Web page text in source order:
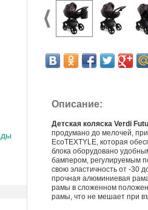
Описание:
Детская коляска Verdi
продумано до мелочей,
EcoTEXTYLE, которая
блока оборудовано
бампером, регулируемым
свою эластичность от -30
прочная алюминиевая
рамы в сложенном
рамы, что не мешает при